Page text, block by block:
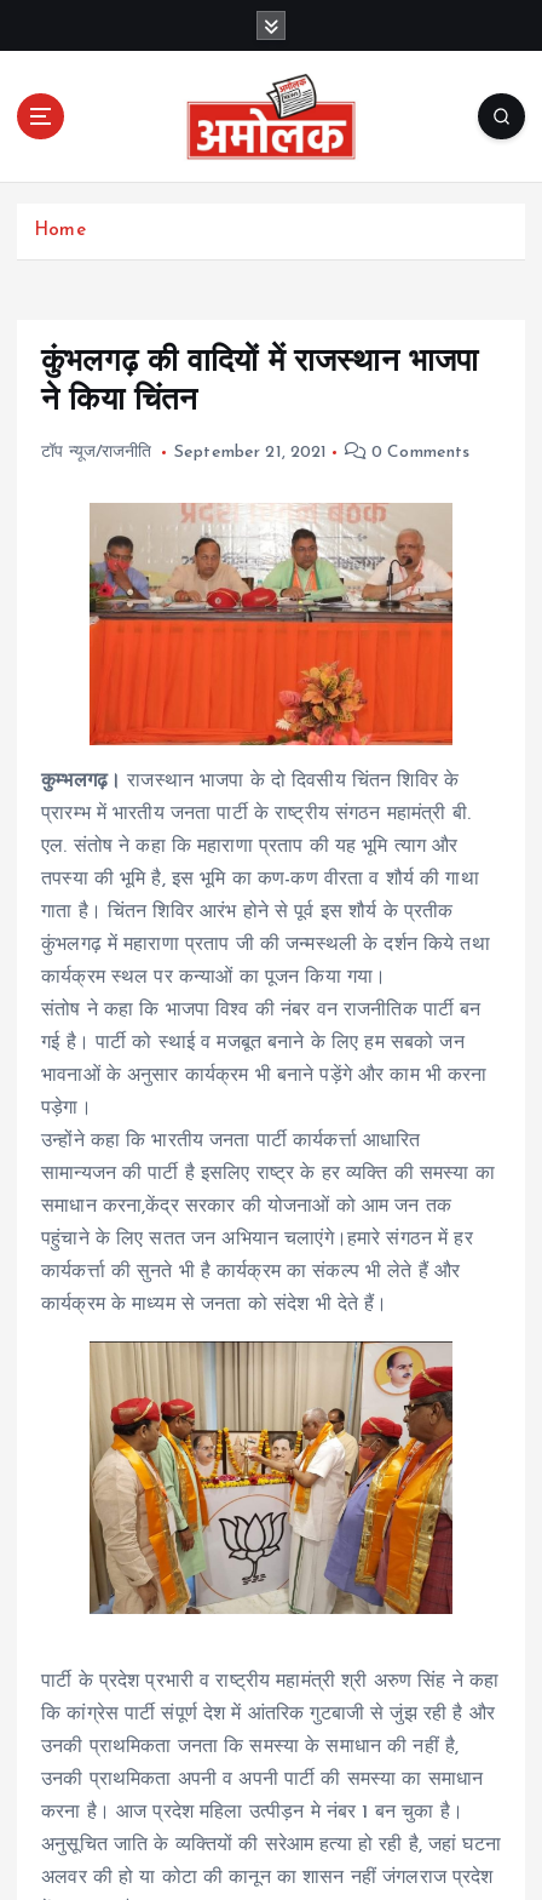
c
Amolak News
Home
कुंभलगढ़ की वादियों में राजस्थान भाजपा
ने किया चिंतन
टॉप न्यूज/राजनीति September 21, 2021 0 Comments
कुम्भलगढ़। राजस्थान भाजपा के दो दिवसीय चिंतन शिविर के
प्रारम्भ में भारतीय जनता पार्टी के राष्ट्रीय संगठन महामंत्री बी.
एल. संतोष ने कहा कि महाराणा प्रताप की यह भूमि त्याग और
तपस्या की भूमि है, इस भूमि का कण-कण वीरता व शौर्य की गाथा
गाता है। चिंतन शिविर आरंभ होने से पूर्व इस शौर्य के प्रतीक
कुंभलगढ़ में महाराणा प्रताप जी की जन्मस्थली के दर्शन किये तथा
कार्यक्रम स्थल पर कन्याओं का पूजन किया गया।
संतोष ने कहा कि भाजपा विश्व की नंबर वन राजनीतिक पार्टी बन
गई है। पार्टी को स्थाई व मजबूत बनाने के लिए हम सबको जन
भावनाओं के अनुसार कार्यक्रम भी बनाने पड़ेंगे और काम भी करना
पड़ेगा।
उन्होंने कहा कि भारतीय जनता पार्टी कार्यकर्त्ता आधारित
सामान्यजन की पार्टी है इसलिए राष्ट्र के हर व्यक्ति की समस्या का
समाधान करना,केंद्र सरकार की योजनाओं को आम जन तक
पहुंचाने के लिए सतत जन अभियान चलाएंगे।हमारे संगठन में हर
कार्यकर्त्ता की सुनते भी है कार्यक्रम का संकल्प भी लेते हैं और
कार्यक्रम के माध्यम से जनता को संदेश भी देते हैं।
पार्टी के प्रदेश प्रभारी व राष्ट्रीय महामंत्री श्री अरुण सिंह ने कहा
कि कांग्रेस पार्टी संपूर्ण देश में आंतरिक गुटबाजी से जुंझ रही है और
उनकी प्राथमिकता जनता कि समस्या के समाधान की नहीं है,
उनकी प्राथमिकता अपनी व अपनी पार्टी की समस्या का समाधान
करना है। आज प्रदेश महिला उत्पीड़न मे नंबर 1 बन चुका है।
अनुसूचित जाति के व्यक्तियों की सरेआम हत्या हो रही है, जहां घटना
अलवर की हो या कोटा की कानून का शासन नहीं जंगलराज प्रदेश